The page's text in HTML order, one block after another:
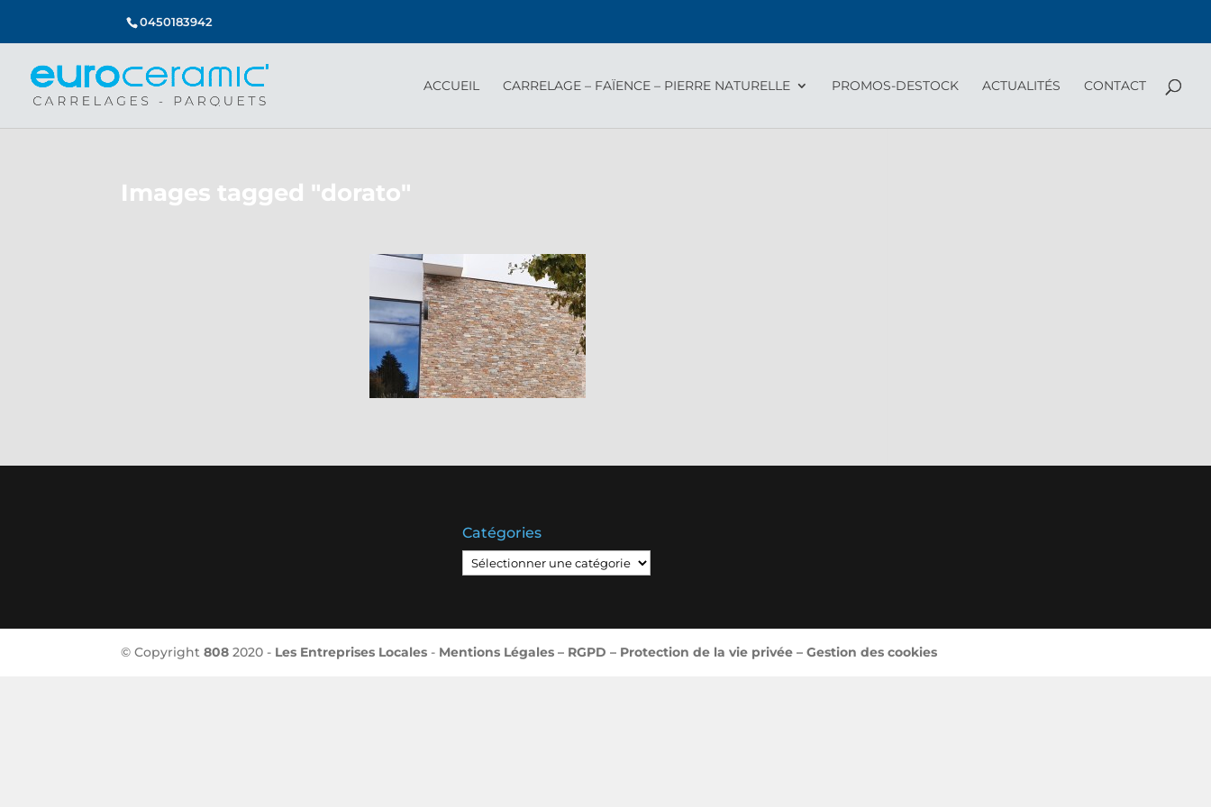
0450183942
ACCUEIL CARRELAGE – FAÏENCE – PIERRE NATURELLE PROMOS-DESTOCK ACTUALITÉS CONTACT
Images tagged "dorato"
Catégories
Catégories
© Copyright808 2020 - Les Entreprises Locales - Mentions Légales – RGPD – Protection de la vie privée – Gestion des cookies